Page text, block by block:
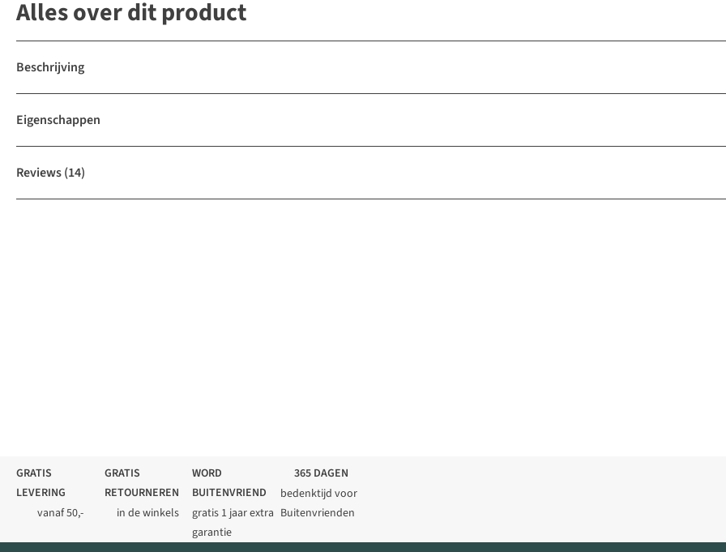
Alles over dit product
Beschrijving
Eigenschappen
Reviews(14)
GRATIS
LEVERING
vanaf 50,-
GRATIS
RETOURNEREN
in de winkels
WORD
BUITENVRIEND
gratis 1 jaar extra
garantie
365 DAGEN
bedenktijd voor
Buitenvrienden